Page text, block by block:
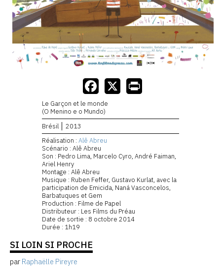
Le Garçon et le monde
(O Menino e o Mundo)
Brésil
2013
Réalisation : Alê Abreu
Scénario : Alê Abreu
Son : Pedro Lima, Marcelo Cyro, André Faiman,
Ariel Henry
Montage : Alê Abreu
Musique : Ruben Feffer, Gustavo Kurlat, avec la
participation de Emicida, Naná Vasconcelos,
Barbatuques et Gem
Production : Filme de Papel
Distributeur : Les Films du Préau
Date de sortie : 8 octobre 2014
Durée : 1h19
SI LOIN SI PROCHE
par Raphaëlle Pireyre